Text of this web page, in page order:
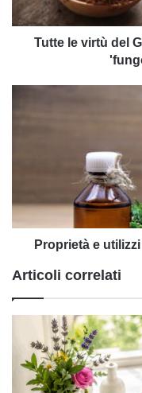
noto
come
'fungoTutte le virtù del
Proprietà e
Articoli correlati